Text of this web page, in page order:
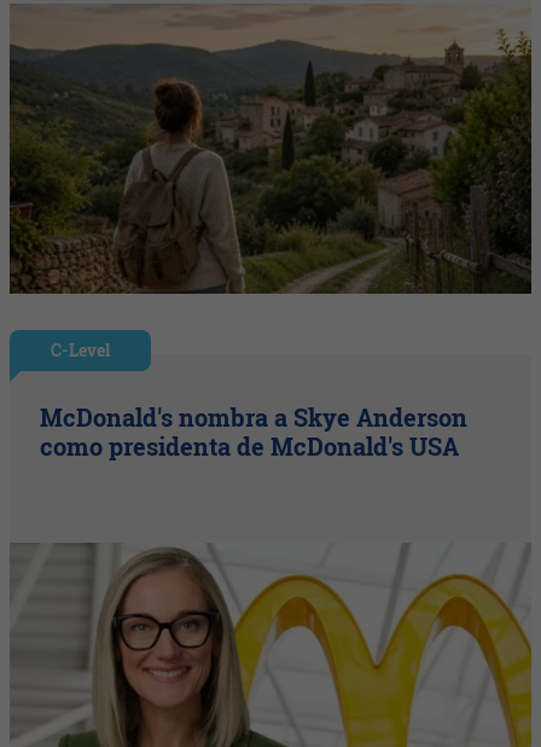
C-Level
McDonald's nombra a Skye Anderson
como presidenta de McDonald's USA